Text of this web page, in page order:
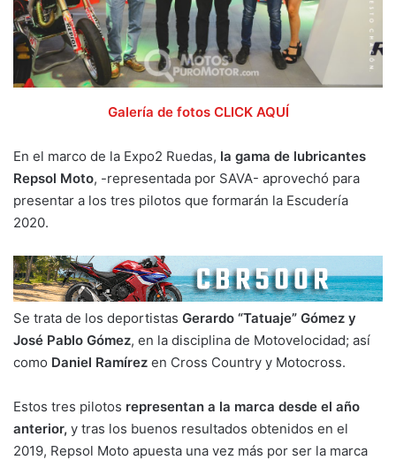
Galería de fotos CLICK AQUÍ
En el marco de la Expo2 Ruedas, la gama de lubricantes
Repsol Moto, -representada por SAVA- aprovechó para
presentar a los tres pilotos que formarán la Escudería
2020.
Se trata de los deportistas Gerardo “Tatuaje” Gómez y
José Pablo Gómez, en la disciplina de Motovelocidad; así
como Daniel Ramírez en Cross Country y Motocross.
Estos tres pilotos representan a la marca desde el año
anterior, y tras los buenos resultados obtenidos en el
2019, Repsol Moto apuesta una vez más por ser la marca